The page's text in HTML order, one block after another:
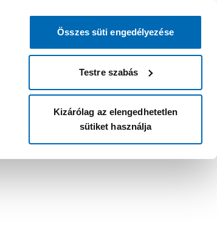
Összes süti engedélyezése
Testre szabás
Kizárólag az elengedhetetlen
sütiket használja